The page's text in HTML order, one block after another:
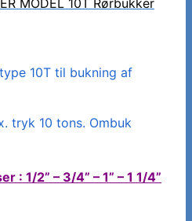
10T til bukning af
tryk 10 tons. Ombuk
: 1/2” – 3/4” – 1” – 1 1/4”